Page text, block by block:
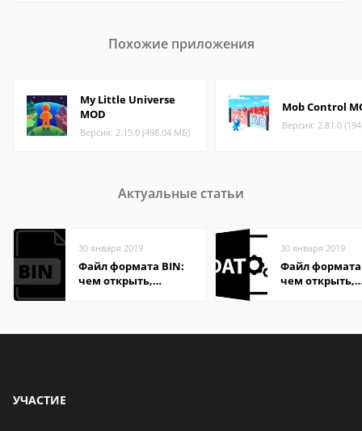
Похожие приложения
My Little Universe
MOD
Версия: 2.15.0 (498.04 МБ)
Mob Control
Версия: 2.81.0
Актуальные статьи
30 января 2019
Файл формата BIN:
чем открыть,
30 января 2019
Файл формата
чем открыть,
УЧАСТИЕ